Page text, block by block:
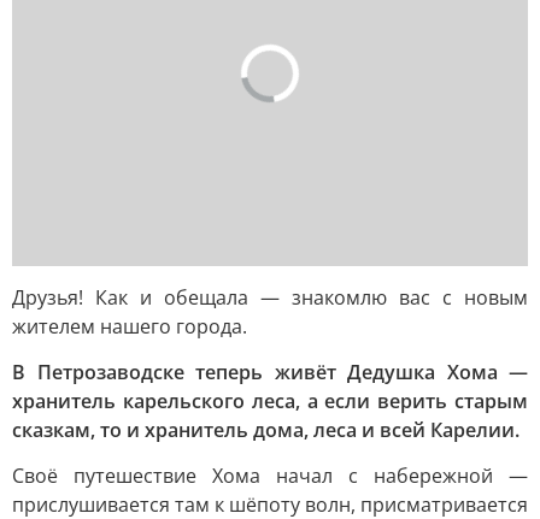
Друзья! Как и обещала — знакомлю вас с новым
жителем нашего города.
В Петрозаводске теперь живёт Дедушка Хома —
хранитель карельского леса, а если верить старым
сказкам, то и хранитель дома, леса и всей Карелии.
Своё путешествие Хома начал с набережной —
прислушивается там к шёпоту волн, присматривается